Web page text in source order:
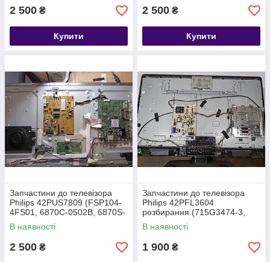
2 500 ₴
Купити
2 500 ₴
Купити
Запчастини до телевізора
Philips 42PUS7809 (FSP104-
4FS01, 6870C-0502B, 6870S-
1824A, 6870S-1825A)
В наявності
2 500 ₴
Запчастини до телевізора
Philips 42PFL3604
розбирання (715G3474-3,
715G3285-1B, 6870C-0243C)
В наявності
1 900 ₴